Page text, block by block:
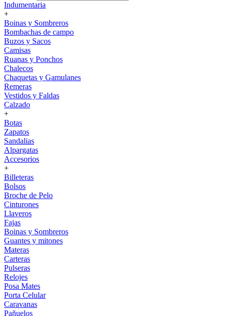
Indumentaria
+
Boinas y Sombreros
Bombachas de campo
Buzos y Sacos
Camisas
Ruanas y Ponchos
Chalecos
Chaquetas y Gamulanes
Remeras
Vestidos y Faldas
Calzado
+
Botas
Zapatos
Sandalias
Alpargatas
Accesorios
+
Billeteras
Bolsos
Broche de Pelo
Cinturones
Llaveros
Fajas
Boinas y Sombreros
Guantes y mitones
Materas
Carteras
Pulseras
Relojes
Posa Mates
Porta Celular
Caravanas
Pañuelos